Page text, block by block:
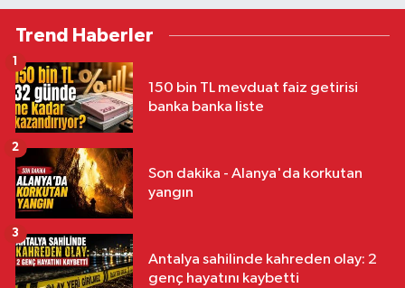
Trend Haberler
150 bin TL mevduat faiz getirisi
banka banka liste
1
Son dakika - Alanya'da korkutan
yangın
2
Antalya sahilinde kahreden olay: 2
genç hayatını kaybetti
3